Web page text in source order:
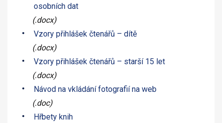
osobních dat
(.docx)
Vzory přihlášek čtenářů – dítě
(.docx)
Vzory přihlášek čtenářů – starší 15 let
(.docx)
Návod na vkládání fotografií na web
(.doc)
Hřbety knih